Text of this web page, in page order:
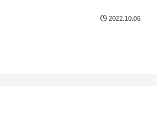
2022.10.06